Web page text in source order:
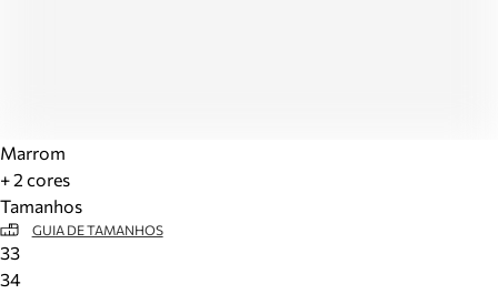
Marrom
+ 2 cores
Tamanhos
GUIA DE TAMANHOS
33
34